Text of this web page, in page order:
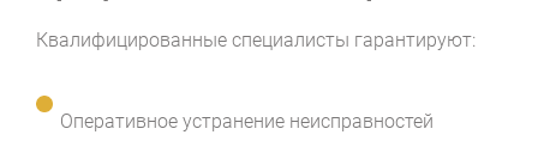
Квалифицированные специалисты гарантируют:
Оперативное устранение неисправностей